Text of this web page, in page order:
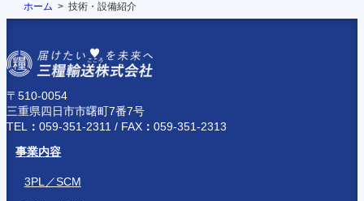
ホーム 技術・設備紹介
〒510-0054
三重県四日市市曙町7番7号
TEL ： 059-351-2311 / FAX ： 059-351-2313
事業内容
3PL／SCM